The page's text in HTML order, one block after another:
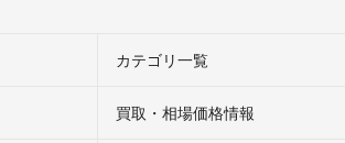
カテゴリ一覧
買取・相場価格情報